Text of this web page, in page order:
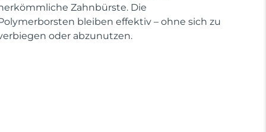
Zahnbürste. Die
bleiben effektiv – ohne sich zu
oder abzunutzen.